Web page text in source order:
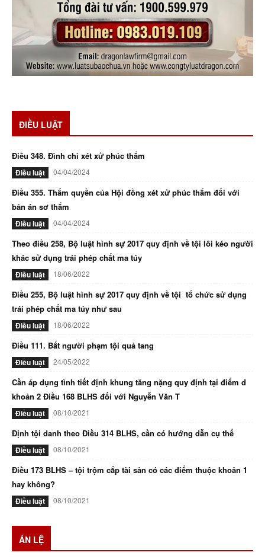
ĐIỀU LUẬT
Điều 348. Đình chỉ xét xử phúc thẩm
Điều luật 04/04/2024
Điều 355. Thẩm quyền của Hội đồng xét xử phúc thẩm đối với
bản án sơ thẩm
Điều luật 04/04/2024
Theo điều 258, Bộ luật hình sự 2017 quy định về tội lôi kéo người
khác sử dụng trái phép chất ma túy
Điều luật 18/06/2022
Điều 255, Bộ luật hình sự 2017 quy định về tội tổ chức sử dụng
trái phép chất ma túy như sau
Điều luật 18/06/2022
Điều 111. Bắt người phạm tội quả tang
Điều luật 24/05/2022
Cần áp dụng tình tiết định khung tăng nặng quy định tại điểm d
khoản 2 Điều 168 BLHS đối với Nguyễn Văn T
Điều luật 08/10/2021
Định tội danh theo Điều 314 BLHS, cần có hướng dẫn cụ thể
Điều luật 08/10/2021
Điều 173 BLHS – tội trộm cắp tài sản có các điểm thuộc khoản 1
hay không?
Điều luật 08/10/2021
ÁN LỆ